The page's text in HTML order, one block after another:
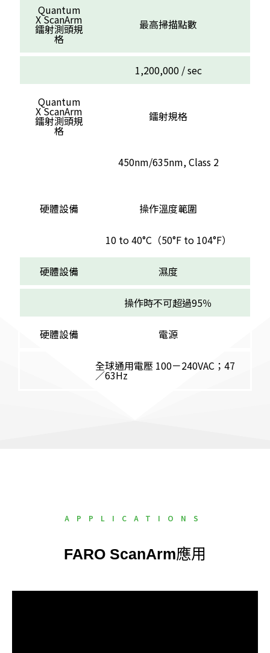
Quantum
X ScanArm
鐳射測頭規
格
最高掃描點數
1,200,000 / sec
Quantum
X ScanArm
鐳射測頭規
格
鐳射規格
450nm/635nm, Class 2
硬體設備 操作溫度範圍
10 to 40°C（50°F to 104°F）
硬體設備 濕度
操作時不可超過95％
硬體設備 電源
全球通用電壓 100－240VAC；47
／63Hz
APPLICATIONS
FARO ScanArm應用